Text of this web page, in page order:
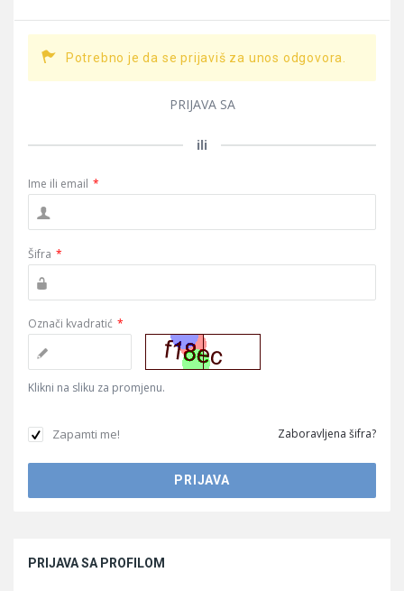
Potrebno je da se prijaviš za unos odgovora.
PRIJAVA SA
ili
Ime ili email *
Šifra *
Označi kvadratić *
Klikni na sliku za promjenu.
Zapamti me! Zaboravljena šifra?
PRIJAVA SA PROFILOM